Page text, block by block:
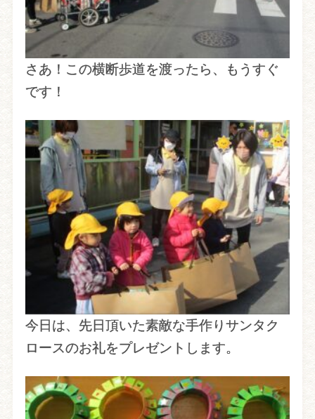
さあ！この横断歩道を渡ったら、もうすぐ
です！
今日は、先日頂いた素敵な手作りサンタク
ロースのお礼をプレゼントします。